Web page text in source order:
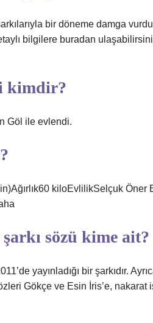
şarkılarıyla bir döneme damga
bilgilere buradan
kimdir?
Göl ile evlendi.
kiloEvlilikSelçuk
sözü kime ait?
yayınladığı bir şarkıdır.
Gökçe ve Esin İris’e,